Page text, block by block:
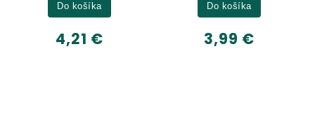
4,21 €
Do košíka
3,99 €
Do košíka